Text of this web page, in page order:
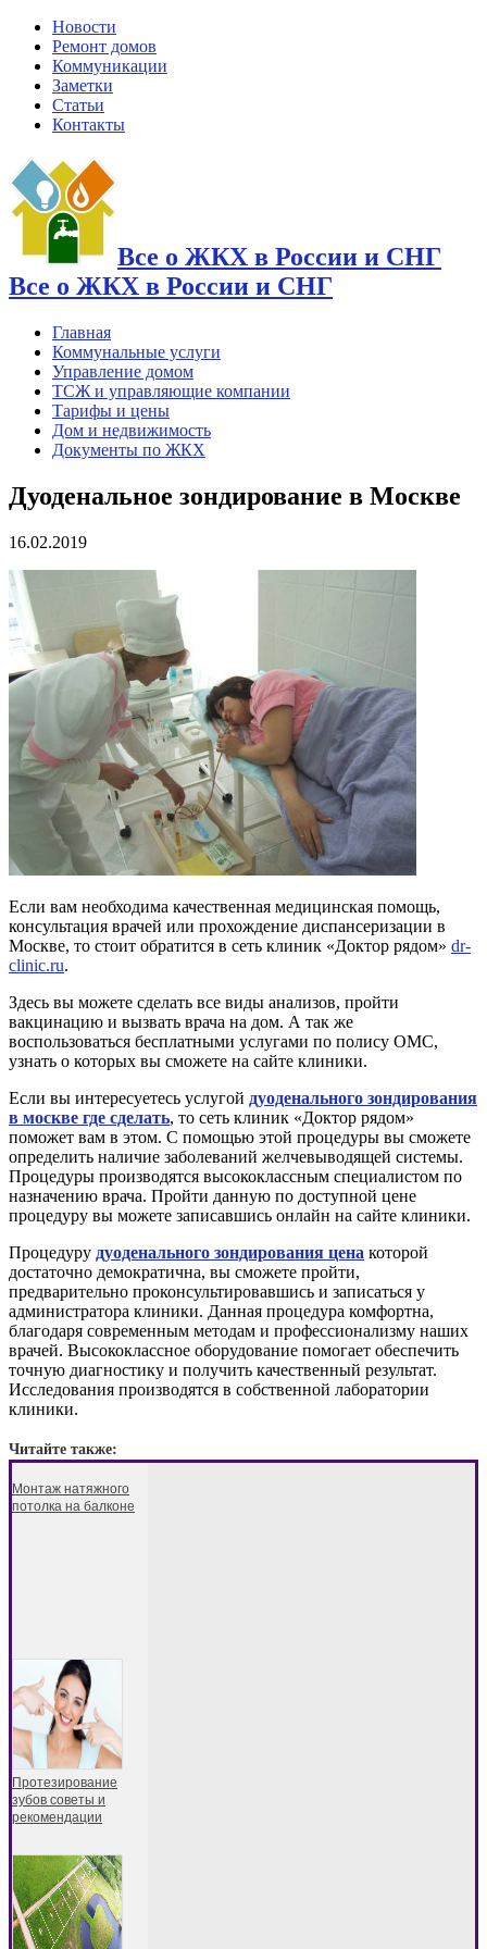
Новости
Ремонт домов
Коммуникации
Заметки
Статьи
Контакты
Все о ЖКХ в России и СНГ
Все о ЖКХ в России и СНГ
Главная
Коммунальные услуги
Управление домом
ТСЖ и управляющие компании
Тарифы и цены
Дом и недвижимость
Документы по ЖКХ
Дуоденальное зондирование в Москве
16.02.2019
Если вам необходима качественная медицинская помощь,
консультация врачей или прохождение диспансеризации в
Москве, то стоит обратится в сеть клиник «Доктор рядом» dr-
clinic.ru.
Здесь вы можете сделать все виды анализов, пройти
вакцинацию и вызвать врача на дом. А так же
воспользоваться бесплатными услугами по полису ОМС,
узнать о которых вы сможете на сайте клиники.
Если вы интересуетесь услугой дуоденального зондирования
в москве где сделать, то сеть клиник «Доктор рядом»
поможет вам в этом. С помощью этой процедуры вы сможете
определить наличие заболеваний желчевыводящей системы.
Процедуры производятся высококлассным специалистом по
назначению врача. Пройти данную по доступной цене
процедуру вы можете записавшись онлайн на сайте клиники.
Процедуру дуоденального зондирования цена которой
достаточно демократична, вы сможете пройти,
предварительно проконсультировавшись и записаться у
администратора клиники. Данная процедура комфортна,
благодаря современным методам и профессионализму наших
врачей. Высококлассное оборудование помогает обеспечить
точную диагностику и получить качественный результат.
Исследования производятся в собственной лаборатории
клиники.
Читайте также:
Монтаж натяжного
потолка на балконе
Протезирование
зубов советы и
рекомендации